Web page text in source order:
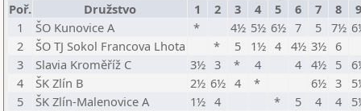
Poř. Družstvo 1 2 3 4 5 6 7 8
9
1
ŠO Kunovice A * 4½ 5½ 6½ 7 5 7½
2
ŠO TJ Sokol Francova Lhota * 5 1½ 4 4½ 3½ 6
3
Slavia Kroměříž C 3½ 3 * 4 4 4½ 5
4
ŠK Zlín B 2½ 6½ 4 * 6½ 3
5
ŠK Zlín-Malenovice A 1½ 4 * 5 4 4